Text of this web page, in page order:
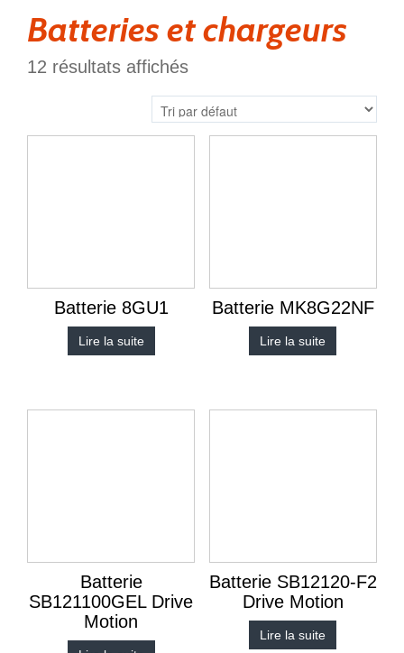
Batteries et chargeurs
12 résultats affichés
Batterie 8GU1
Lire la suite
Batterie MK8G22NF
Lire la suite
Batterie
SB121100GEL Drive
Motion
Batterie SB12120-F2
Drive Motion
Lire la suite